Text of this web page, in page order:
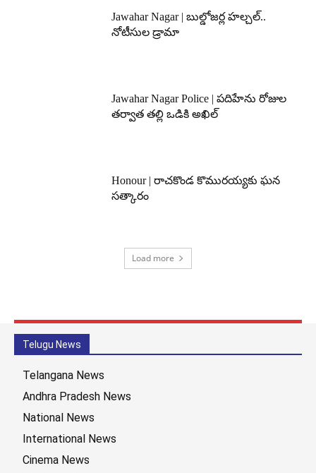
Jawahar Nagar | బుల్డోజర్ల హల్చల్..
నోటీసుల డ్రామా
Jawahar Nagar Police | పదిహేను రోజుల
తర్వాత తల్లి ఒడికి అఖిల్
Honour | రాచకొండ కొమురయ్యకు ఘన
సత్కారం
Load more
Telugu News
Telangana News
Andhra Pradesh News
National News
International News
Cinema News